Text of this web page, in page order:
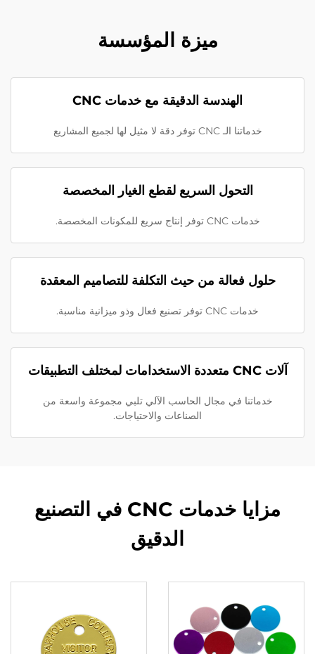
ميزة المؤسسة
الهندسة الدقيقة مع خدمات CNC
خدماتنا الـ CNC توفر دقة لا مثيل لها لجميع المشاريع
التحول السريع لقطع الغيار المخصصة
خدمات CNC توفر إنتاج سريع للمكونات المخصصة.
حلول فعالة من حيث التكلفة للتصاميم المعقدة
خدمات CNC توفر تصنيع فعال وذو ميزانية مناسبة.
آلات CNC متعددة الاستخدامات لمختلف التطبيقات
خدماتنا في مجال الحاسب الآلي تلبي مجموعة واسعة من
الصناعات والاحتياجات.
مزايا خدمات CNC في التصنيع
الدقيق